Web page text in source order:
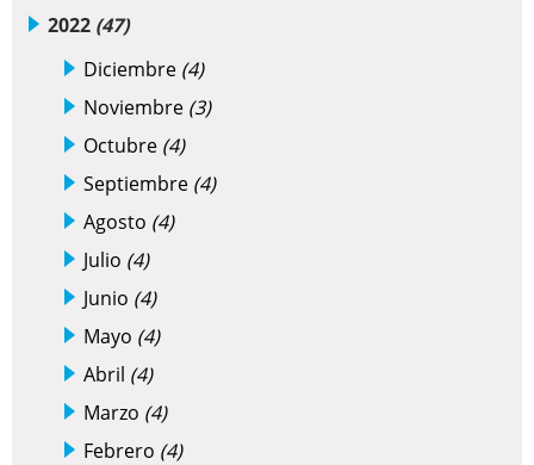
2022 (47)
Diciembre (4)
Noviembre (3)
Octubre (4)
Septiembre (4)
Agosto (4)
Julio (4)
Junio (4)
Mayo (4)
Abril (4)
Marzo (4)
Febrero (4)